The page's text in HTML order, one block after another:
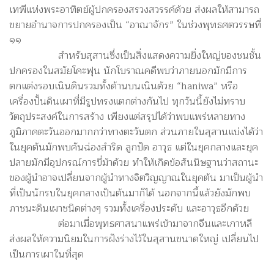
เทพีแห่งพระอาทิตย์ผู้ปกครองสรวงสวรรค์ด้วย ส่งผลให้สามารถ
ขยายอำนาจการปกครองเป็น “อาณาจักร” ในช่วงพุทธศตวรรษที่
๑๑
สำหรับสุสานซึ่งเป็นสิ่งแสดงความยิ่งใหญ่ของชนชั้น
ปกครองในสมัยโคะฟุน นักโบราณคดีพบว่าภายนอกมักมีการ
ตกแต่งรอบเนินดินรวมทั้งด้านบนเนินด้วย “haniwa” หรือ
เครื่องปั้นดินเผาที่มีรูปทรงแตกต่างกันไป ทุกวันนี้ยังไม่ทราบ
วัตถุประสงค์ในการสร้าง เพียงแต่สรุปได้ว่าพบแพร่หลายทาง
ภูมิภาคตะวันออกมากกว่าทางตะวันตก ส่วนภายในสุสานแบ่งได้ว่า
ในยุคต้นมักพบคันฉ่องสำริด ลูกปัด อาวุธ แต่ในยุคกลางและยุค
ปลายมักมีอุปกรณ์การขี่ม้าด้วย ทำให้เกิดข้อสันนิษฐานว่าสถานะ
ของผู้นำอาจเปลี่ยนจากผู้นำทางจิตวิญญาณในยุคต้น มาเป็นผู้นำ
ที่เป็นนักรบในยุคกลางเป็นต้นมาก็ได้ นอกจากนี้แล้วยังมักพบ
ภาชนะดินเผาชนิดต่างๆ รวมทั้งเครื่องประดับ และอาวุธอีกด้วย
ต่อมาเมื่อพุทธศาสนาแพร่เข้ามาจากจีนและเกาหลี
ส่งผลให้ความนิยมในการฝังร่างไว้ในสุสานขนาดใหญ่ เปลี่ยนไป
เป็นการเผาในที่สุด